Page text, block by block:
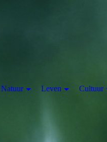
Natuur Leven Cultuur